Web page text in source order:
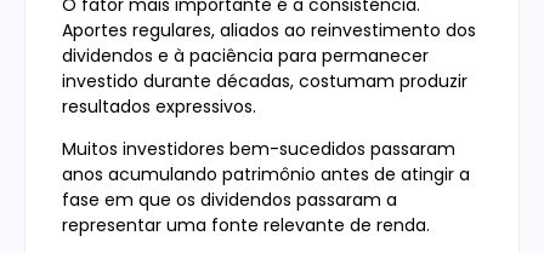
Aportes regulares, aliados ao reinvestimento dos
dividendos e à paciência para permanecer
investido durante décadas, costumam produzir
resultados expressivos.
Muitos investidores bem-sucedidos passaram
anos acumulando patrimônio antes de atingir a
fase em que os dividendos passaram a
representar uma fonte relevante de renda.